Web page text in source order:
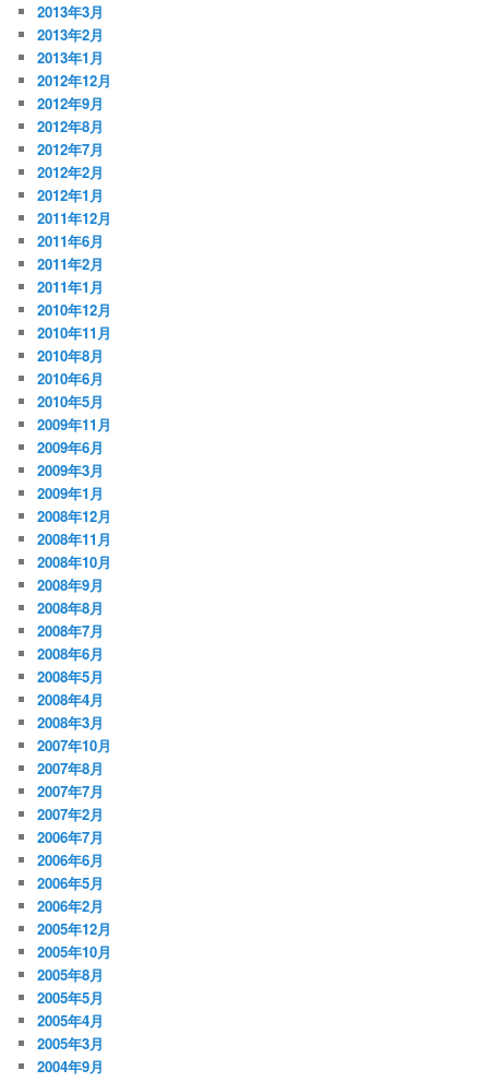
2013年3月
2013年2月
2013年1月
2012年12月
2012年9月
2012年8月
2012年7月
2012年2月
2012年1月
2011年12月
2011年6月
2011年2月
2011年1月
2010年12月
2010年11月
2010年8月
2010年6月
2010年5月
2009年11月
2009年6月
2009年3月
2009年1月
2008年12月
2008年11月
2008年10月
2008年9月
2008年8月
2008年7月
2008年6月
2008年5月
2008年4月
2008年3月
2007年10月
2007年8月
2007年7月
2007年2月
2006年7月
2006年6月
2006年5月
2006年2月
2005年12月
2005年10月
2005年8月
2005年5月
2005年4月
2005年3月
2004年9月